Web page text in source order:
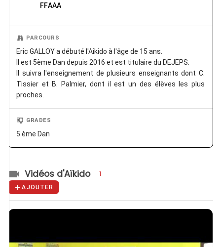
FFAAA
PARCOURS
Eric GALLOY a débuté l'Aikido à l'âge de 15 ans.
Il est 5ème Dan depuis 2016 et est titulaire du DEJEPS.
Il suivra l'enseignement de plusieurs enseignants dont C.
Tissier et B. Palmier, dont il est un des élèves les plus
proches.
GRADES
5 ème Dan
Vidéos d'Aïkido 1
AJOUTER